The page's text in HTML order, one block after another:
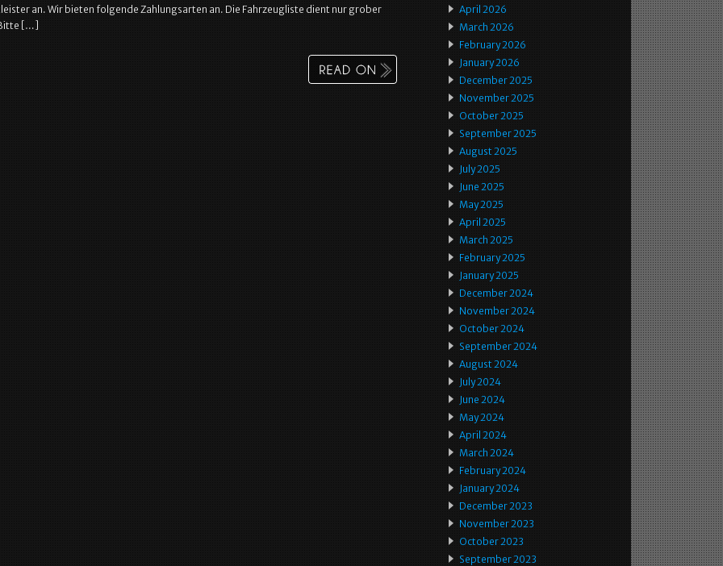
an. Wir bieten folgende Zahlungsarten an. Die Fahrzeugliste dient nur grober
[…]
April 2026
March 2026
February 2026
January 2026
December 2025
November 2025
October 2025
September 2025
August 2025
July 2025
June 2025
May 2025
April 2025
March 2025
February 2025
January 2025
December 2024
November 2024
October 2024
September 2024
August 2024
July 2024
June 2024
May 2024
April 2024
March 2024
February 2024
January 2024
December 2023
November 2023
October 2023
September 2023